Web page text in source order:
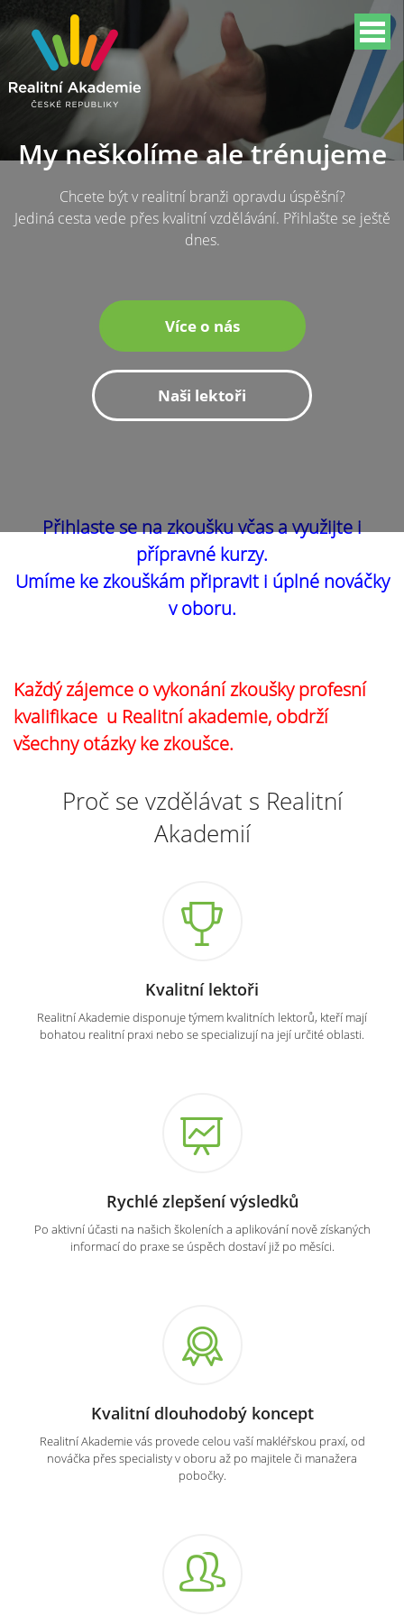
My neškolíme ale trénujeme
Chcete být v realitní branži opravdu úspěšní?
Jediná cesta vede přes kvalitní vzdělávání. Přihlašte se ještě
dnes.
Více o nás
Naši lektoři
Přihlaste se na zkoušku včas a využijte i
přípravné kurzy.
Umíme ke zkouškám připravit i úplné nováčky
v oboru.
Každý zájemce o vykonání zkoušky profesní
kvalifikace u Realitní akademie, obdrží
všechny otázky ke zkoušce.
Proč se vzdělávat s Realitní
Akademií
Kvalitní lektoři
Realitní Akademie disponuje týmem kvalitních lektorů, kteří mají
bohatou realitní praxi nebo se specializují na její určité oblasti.
Rychlé zlepšení výsledků
Po aktivní účasti na našich školeních a aplikování nově získaných
informací do praxe se úspěch dostaví již po měsíci.
Kvalitní dlouhodobý koncept
Realitní Akademie vás provede celou vaší makléřskou praxí, od
nováčka přes specialisty v oboru až po majitele či manažera
pobočky.